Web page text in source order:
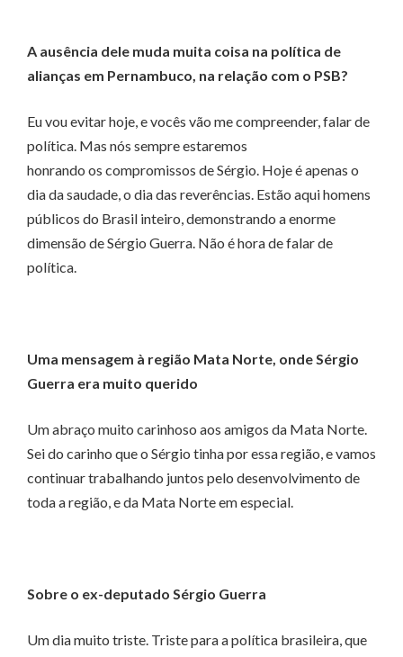
A ausência dele muda muita coisa na política de
alianças em Pernambuco, na relação com o PSB?
Eu vou evitar hoje, e vocês vão me compreender, falar de
política. Mas nós sempre estaremos
honrando os compromissos de Sérgio. Hoje é apenas o
dia da saudade, o dia das reverências. Estão aqui homens
públicos do Brasil inteiro, demonstrando a enorme
dimensão de Sérgio Guerra. Não é hora de falar de
política.
Uma mensagem à região Mata Norte, onde Sérgio
Guerra era muito querido
Um abraço muito carinhoso aos amigos da Mata Norte.
Sei do carinho que o Sérgio tinha por essa região, e vamos
continuar trabalhando juntos pelo desenvolvimento de
toda a região, e da Mata Norte em especial.
Sobre o ex-deputado Sérgio Guerra
Um dia muito triste. Triste para a política brasileira, que